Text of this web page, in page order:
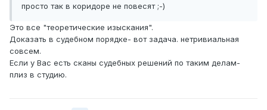
просто так в коридоре не повесят ;-)
Это все "теоретические изыскания".
Доказать в судебном порядке- вот задача. нетривиальная
совсем.
Если у Вас есть сканы судебных решений по таким делам-
плиз в студию.